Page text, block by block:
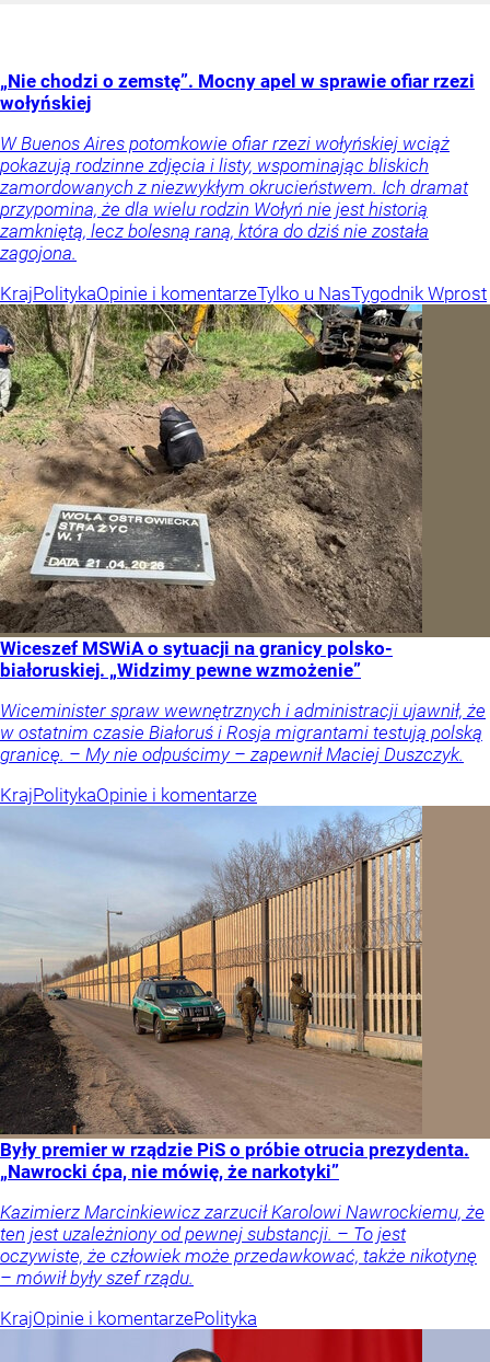
„Nie chodzi o zemstę”. Mocny apel w sprawie ofiar rzezi
wołyńskiej
W Buenos Aires potomkowie ofiar rzezi wołyńskiej wciąż
pokazują rodzinne zdjęcia i listy, wspominając bliskich
zamordowanych z niezwykłym okrucieństwem. Ich dramat
przypomina, że dla wielu rodzin Wołyń nie jest historią
zamkniętą, lecz bolesną raną, która do dziś nie została
zagojona.
KrajPolitykaOpinie i komentarzeTylko u NasTygodnik Wprost
Wiceszef MSWiA o sytuacji na granicy polsko-
białoruskiej. „Widzimy pewne wzmożenie”
Wiceminister spraw wewnętrznych i administracji ujawnił, że
w ostatnim czasie Białoruś i Rosja migrantami testują polską
granicę. – My nie odpuścimy – zapewnił Maciej Duszczyk.
KrajPolitykaOpinie i komentarze
Były premier w rządzie PiS o próbie otrucia prezydenta.
„Nawrocki ćpa, nie mówię, że narkotyki”
Kazimierz Marcinkiewicz zarzucił Karolowi Nawrockiemu, że
ten jest uzależniony od pewnej substancji. – To jest
oczywiste, że człowiek może przedawkować, także nikotynę
– mówił były szef rządu.
KrajOpinie i komentarzePolityka